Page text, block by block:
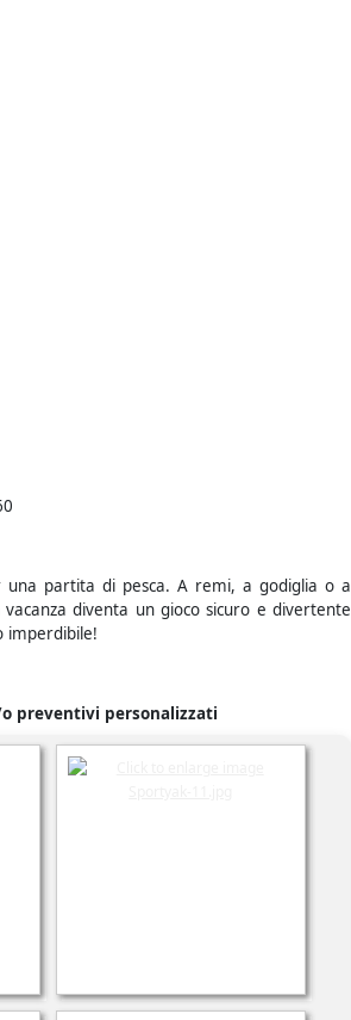
partita di pesca. A remi, a godiglia o a
diventa un gioco sicuro e divertente
imperdibile!
preventivi personalizzati